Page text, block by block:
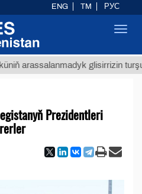
glisirrizin turşusy (t.)
Prezidentleri
ENG TM РУС